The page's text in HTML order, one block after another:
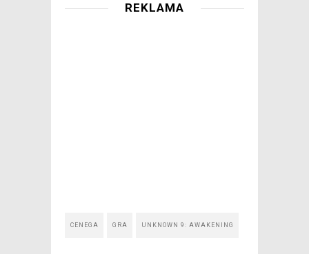
REKLAMA
CENEGA GRA UNKNOWN 9: AWAKENING